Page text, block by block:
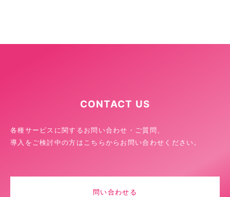
CONTACT US
各種サービスに関するお問い合わせ・ご質問、
導入をご検討中の方はこちらからお問い合わせください。
問い合わせる